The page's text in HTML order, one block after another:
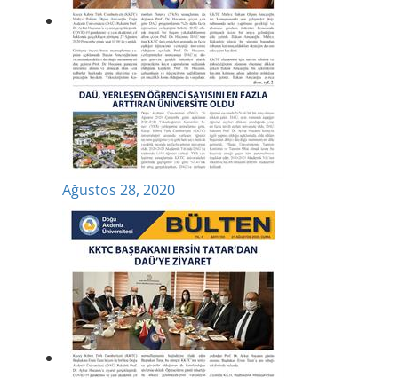
Ağustos 28, 2020